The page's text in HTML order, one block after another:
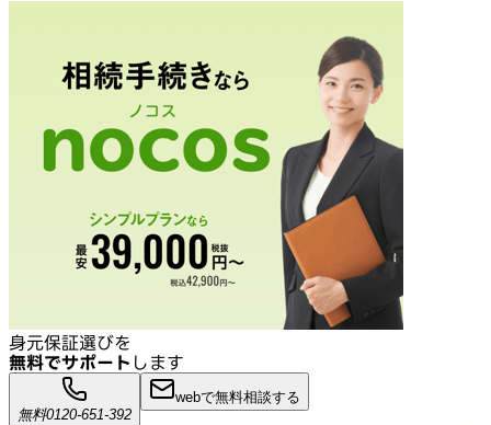
身元保証選びを
無料でサポート します
無料0120-651-392
webで無料相談する